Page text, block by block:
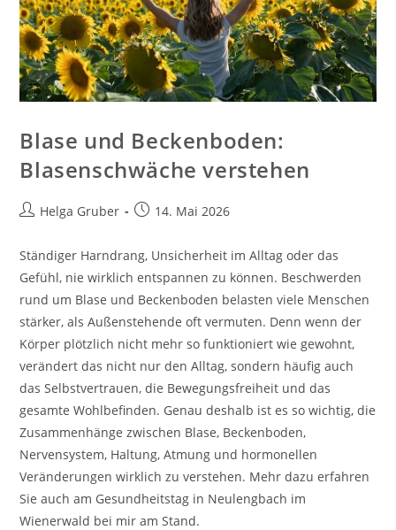
Blase und Beckenboden:
Blasenschwäche verstehen
Beitrags-
Helga Gruber
Beitrag14. Mai 2026
Ständiger Harndrang, Unsicherheit im Alltag oder das
Gefühl, nie wirklich entspannen zu können. Beschwerden
rund um Blase und Beckenboden belasten viele Menschen
stärker, als Außenstehende oft vermuten. Denn wenn der
Körper plötzlich nicht mehr so funktioniert wie gewohnt,
verändert das nicht nur den Alltag, sondern häufig auch
das Selbstvertrauen, die Bewegungsfreiheit und das
gesamte Wohlbefinden. Genau deshalb ist es so wichtig, die
Zusammenhänge zwischen Blase, Beckenboden,
Nervensystem, Haltung, Atmung und hormonellen
Veränderungen wirklich zu verstehen. Mehr dazu erfahren
Sie auch am Gesundheitstag in Neulengbach im
Wienerwald bei mir am Stand.